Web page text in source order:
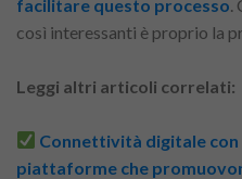
facilitare questo processo
così interessanti è proprio la
Leggi altri articoli correlati:
Connettività digitale
piattaforme che